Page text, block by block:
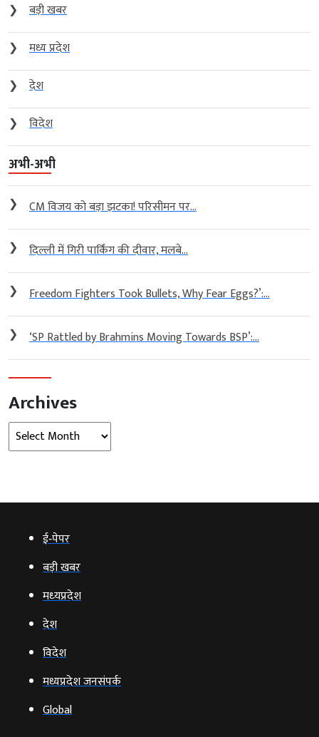
❯
बड़ी खबर
❯
मध्य प्रदेश
❯
देश
❯
विदेश
अभी-अभी
❯ CM विजय को बड़ा झटका! परिसीमन पर...
❯ दिल्ली में गिरी पार्किंग की दीवार, मलबे...
❯ Freedom Fighters Took Bullets, Why Fear Eggs?’:...
❯ ‘SP Rattled by Brahmins Moving Towards BSP’:...
Archives
Archives
ई‑पेपर
बड़ी खबर
मध्‍यप्रदेश
देश
विदेश
मध्यप्रदेश जनसंपर्क
Global